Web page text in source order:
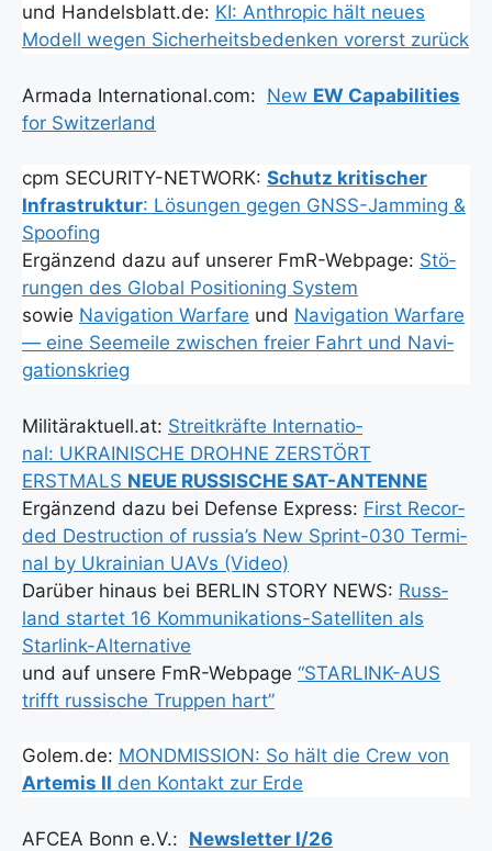
und Handelsblatt.de: KI: Anthro­pic hält neu­es
Modell wegen Sicher­heits­be­den­ken vor­erst zurück
Arma­da International.com: New EW Capa­bi­li­ties
for Switz­er­land
cpm SECURITY-NETWORK: Schutz kri­ti­scher
Infra­struk­tur: Lösun­gen gegen GNSS-Jamming &
Spoo­fing
Ergän­zend dazu auf unse­rer FmR-Web­page: Stö­
run­gen des Glo­bal Posi­tio­ning Sys­tem
sowie Navi­ga­ti­on War­fa­re und Navi­ga­ti­on War­fa­re
— eine See­mei­le zwi­schen frei­er Fahrt und Navi­
ga­ti­ons­krieg
Militäraktuell.at: Streit­kräf­te Inter­na­tio­
nal: UKRAINISCHE DROHNE ZERSTÖRT
ERSTMALS NEUE RUSSISCHE SAT-ANTENNE
Ergän­zend dazu bei Defen­se Express: First Recor­
ded Des­truc­tion of russia’s New Sprint-030 Ter­mi­
nal by Ukrai­ni­an UAVs (Video)
Dar­über hin­aus bei BERLIN STORY NEWS: Russ­
land star­tet 16 Kom­mu­ni­ka­ti­ons-Satel­li­ten als
Star­link-Alter­na­ti­ve
und auf unse­re FmR-Web­page “STARLINK-AUS
trifft rus­si­sche Trup­pen hart”
Golem.de: MONDMISSION: So hält die Crew von
Arte­mis II den Kon­takt zur Erde
AFCEA Bonn e.V.: News­let­ter I/26